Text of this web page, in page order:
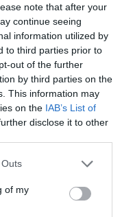
note that after your
continue seeing
information utilized by
to third parties prior to
out of the further
by third parties on the
This information may
on the IAB’s List of
disclose it to other
of my